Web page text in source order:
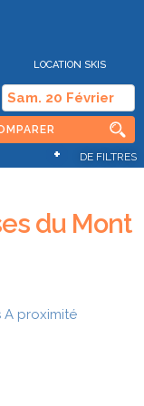
LOCATION SKIS
+ DE FILTRES
du Mont
A proximité